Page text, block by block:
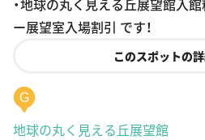
ー展望室入場割引 です！
地球の丸く見える丘展望館